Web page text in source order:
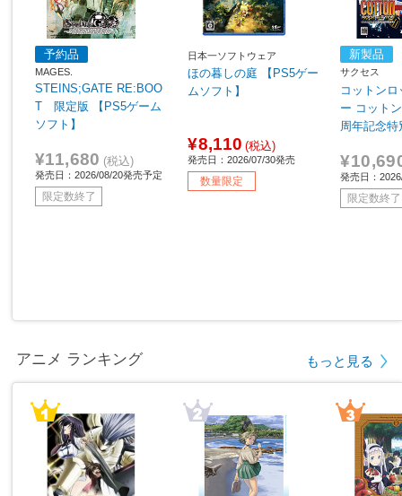
予約品
MAGES.
STEINS;GATE RE:BOO
T 限定版 【PS5ゲーム
ソフト】
¥11,680 (税込)
発売日：2026/08/20発売予定
限定数終了
日本一ソフトウェア
ほの暮しの庭 【PS5ゲー
ムソフト】
¥8,110 (税込)
発売日：2026/07/30発売
数量限定
新製品
サクセス
コットン
ー コットンシリーズ35
周年記念
発売日：
限定数終了
アニメ ランキング もっと見る